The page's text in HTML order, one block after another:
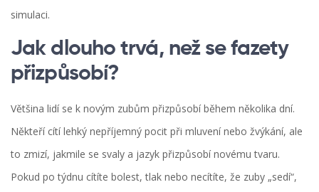
simulaci.
Jak dlouho trvá, než se fazety
přizpůsobí?
Většina lidí se k novým zubům přizpůsobí během několika dní.
Někteří cítí lehký nepříjemný pocit při mluvení nebo žvýkání, ale
to zmizí, jakmile se svaly a jazyk přizpůsobí novému tvaru.
Pokud po týdnu cítíte bolest, tlak nebo necítíte, že zuby „sedí“,